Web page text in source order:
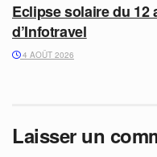
Eclipse solaire du
d’Infotravel
4 AOÛT 2026
Laisser un